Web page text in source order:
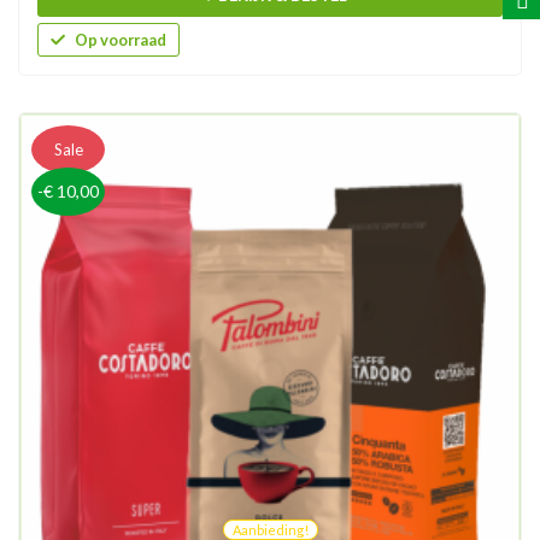
Op voorraad
Sale
-€ 10,00
Aanbieding!